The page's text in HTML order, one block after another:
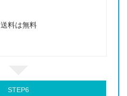
送料は無料
STEP